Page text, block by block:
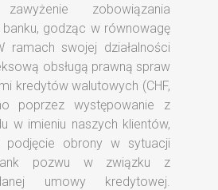
zobowiązania
godząc w równowagę
obsługą prawną spraw
kredytów walutowych (CHF,
poprzez występowanie z
w imieniu naszych klientów,
podjęcie obrony w sytuacji
pozwu w związku z
umowy kredytowej.